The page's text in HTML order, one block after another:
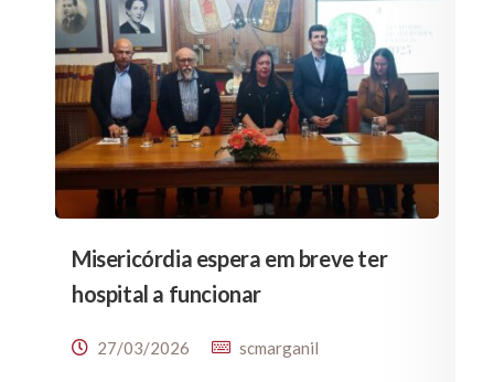
Misericórdia espera em breve ter
hospital a funcionar
27/03/2026 scmarganil